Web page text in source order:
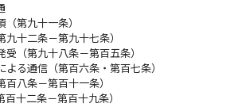
第九十一条）
十二条－第九十七条）
（第九十八条－第百五条）
る通信（第百六条・第百七条）
八条－第百十一条）
十二条－第百十九条）